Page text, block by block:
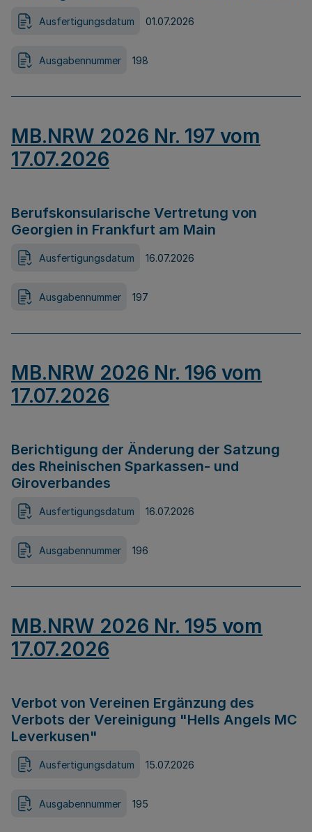
Ausfertigungsdatum 01.07.2026
Ausgabennummer 198
MB.NRW 2026 Nr. 197 vom
17.07.2026
Berufskonsularische Vertretung von
Georgien in Frankfurt am Main
Ausfertigungsdatum 16.07.2026
Ausgabennummer 197
MB.NRW 2026 Nr. 196 vom
17.07.2026
Berichtigung der Änderung der Satzung
des Rheinischen Sparkassen- und
Giroverbandes
Ausfertigungsdatum 16.07.2026
Ausgabennummer 196
MB.NRW 2026 Nr. 195 vom
17.07.2026
Verbot von Vereinen Ergänzung des
Verbots der Vereinigung "Hells Angels MC
Leverkusen"
Ausfertigungsdatum 15.07.2026
Ausgabennummer 195